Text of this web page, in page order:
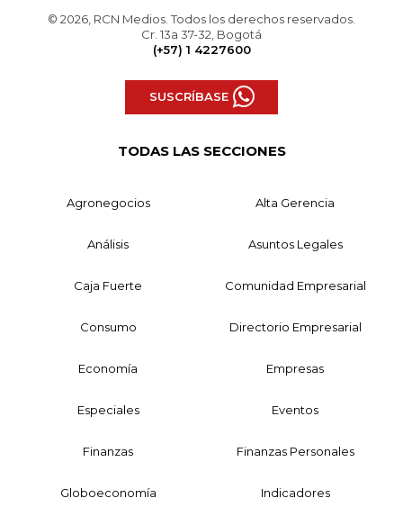
© 2026, RCN Medios. Todos los derechos reservados.
Cr. 13a 37-32, Bogotá
(+57) 1 4227600
SUSCRÍBASE
TODAS LAS SECCIONES
Agronegocios Alta Gerencia
Análisis Asuntos Legales
Caja Fuerte Comunidad Empresarial
Consumo Directorio Empresarial
Economía Empresas
Especiales Eventos
Finanzas Finanzas Personales
Globoeconomía Indicadores